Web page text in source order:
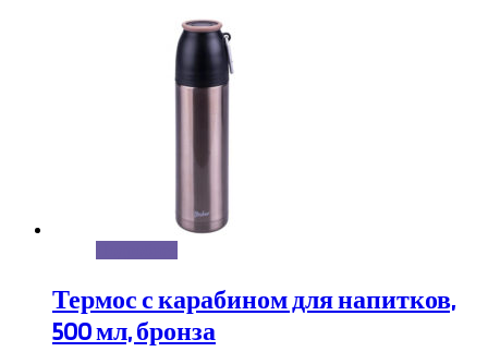
Термос с карабином для напитков,
500 мл, бронза